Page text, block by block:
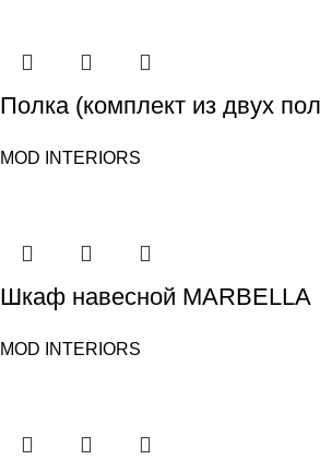
Полка (комплект из двух
MOD INTERIORS
Шкаф навесной MARBELLA
MOD INTERIORS